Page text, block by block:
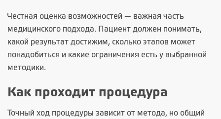
Честная оценка возможностей — важная часть
медицинского подхода. Пациент должен понимать,
какой результат достижим, сколько этапов может
понадобиться и какие ограничения есть у выбранной
методики.
Как проходит процедура
Точный ход процедуры зависит от метода, но общий